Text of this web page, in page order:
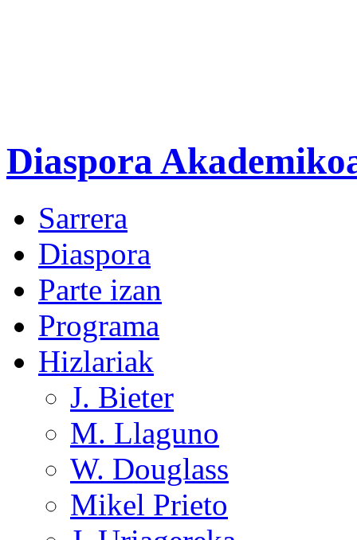
Diaspora
Sarrera
Diaspora
Parte izan
Programa
Hizlariak
J. Bieter
M. Llaguno
W. Douglass
Mikel Prieto